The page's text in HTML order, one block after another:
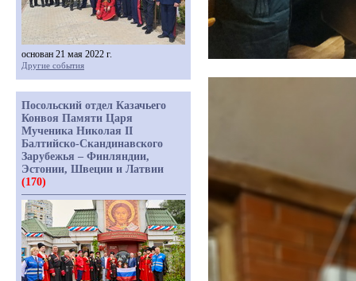
основан 21 мая 2022 г.
Другие события
Посольский отдел Казачьего
Конвоя Памяти Царя
Мученика Николая II
Балтийско-Скандинавского
Зарубежья – Финляндии,
Эстонии, Швеции и Латвии
(170)